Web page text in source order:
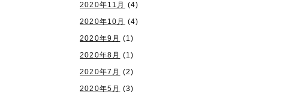
2020年11月
(4)
2020年10月
(4)
2020年9月
(1)
2020年8月
(1)
2020年7月
(2)
2020年5月
(3)